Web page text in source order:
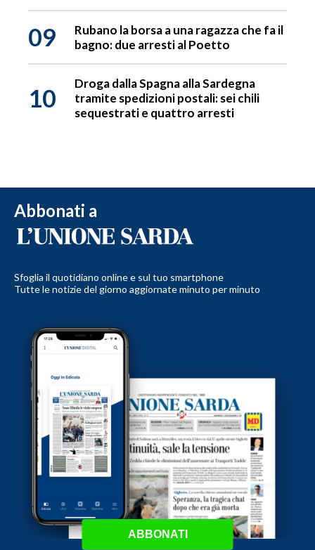
09
Rubano la borsa a una ragazza che fa il
bagno: due arresti al Poetto
10
Droga dalla Spagna alla Sardegna
tramite spedizioni postali: sei chili
sequestrati e quattro arresti
Abbonati a
Sfoglia il quotidiano online e sul tuo smartphone
Tutte le notizie del giorno aggiornate minuto per minuto
ABBONATI